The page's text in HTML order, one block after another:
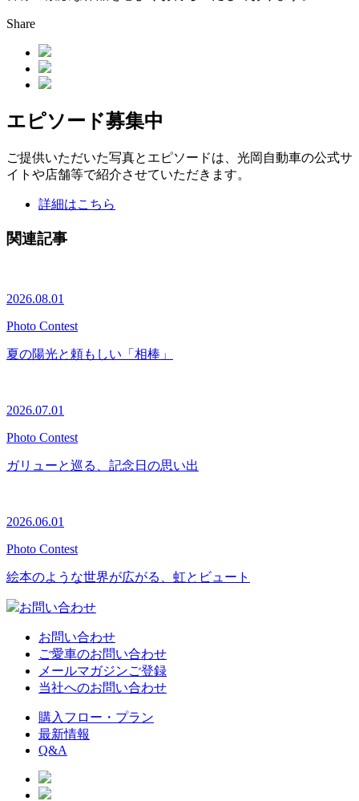
Share
エピソード募集中
ご提供いただいた写真とエピソードは、光岡自動車の公式サ
イトや店舗等で紹介させていただきます。
詳細はこちら
関連記事
2026.08.01
Photo Contest
夏の陽光と頼もしい「相棒」
2026.07.01
Photo Contest
ガリューと巡る、記念日の思い出
2026.06.01
Photo Contest
絵本のような世界が広がる、虹とビュート
お問い合わせ
お問い合わせ
ご愛車のお問い合わせ
メールマガジンご登録
当社へのお問い合わせ
購入フロー・プラン
最新情報
Q&A